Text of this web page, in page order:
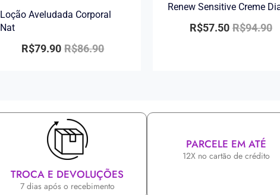
Loção Aveludada Corporal
Nat
R$86.90
R$79.90
Renew Sensitive Creme
R$94.90
R$57.50
TROCA E DEVOLUÇÕES
7 dias após o recebimento
PARCELE EM ATÉ
12X no cartão de crédito